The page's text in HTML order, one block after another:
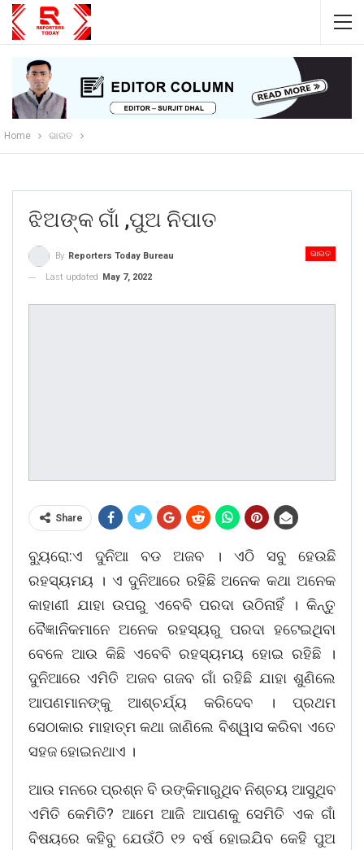
Home ଭାରତ
ଝିଅଙ୍କ ଗାଁ ,ପୁଅ ନିପାତ
ଭାରତ
By Reporters Today Bureau
Last updated
May 7, 2022
Share
ବ୍ୟୁରୋ:ଏ ଦୁନିଆ ବଡ ଅଜବ । ଏଠି ସବୁ ହେଉଛି
ରହସ୍ୟମୟ । ଏ ଦୁନିଆରେ ରହିଛି ଅନେକ କଥା ଅନେକ
କାହାଣୀ ଯାହା ଉପରୁ ଏବେବି ପରଦା ଉଠିନାହିଁ । କିନ୍ତୁ
ବୈଜ୍ଞାନିକମାନେ ଅନେକ ରହସ୍ୟରୁ ପରଦା ହଟେଇଥିବା
ବେଳେ ଆଉ କିଛି ଏବେବି ରହସ୍ୟମୟ ହୋଇ ରହିଛି ।
ଦୁନିଆରେ ଏମିତି ଅଜବ ଗଜବ ଗାଁ ରହିଛି ଯାହା ଶୁଣିଲେ
ଆପଣମାନଙ୍କୁ ଆଶ୍ଚର୍ଯ୍ୟ କରିଦେବ । ପ୍ରଥମ
ସେଠାକାର ମାହାତ୍ମ କଥା ଜାଣିଲେ ବିଶ୍ୱାସ କରିବା ଏତେ
ସହଜ ହୋଇନଥାଏ ।
ଆଉ ମନରେ ପ୍ରଶ୍ନ ବି ଉଙ୍କିମାରୁଥିବ ନିଶ୍ଚୟ ଆସୁଥିବ
ଏମିତି କେମିତି? ଆମେ ଆଜି ଆପଣକୁ ସେମିତି ଏକ ଗାଁ
ବିଷୟରେ କହିବୁ ଯେଉଁଠି ୧୨ ବର୍ଷ ହୋଇଯିବ କେହି ପୁଅ